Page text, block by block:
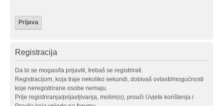
Registracija
Da bi se mogao/la prijaviti, trebaš se registrirati.
Registracijom, koja traje nekoliko sekundi, dobivaš ovlasti/mogućnosti
koje neregistrirane osobe nemaju.
Prije registriranja/prijavljivanja, molim(o), prouči Uvjete korištenja i